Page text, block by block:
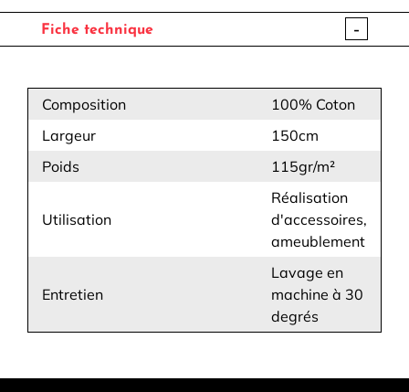
Fiche technique -
Composition
100% Coton
Largeur
150cm
Poids
115gr/m²
Utilisation
Réalisation
d'accessoires,
ameublement
Entretien
Lavage en
machine à 30
degrés